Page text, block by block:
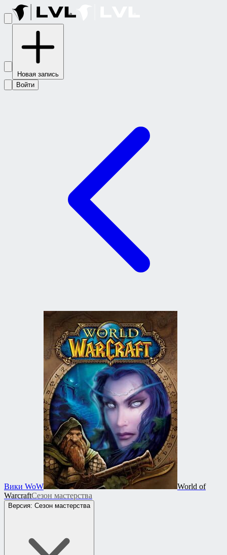
Новая запись
Войти
Вики WoW
World of
WarcraftСезон мастерства
Версия: Сезон мастерства